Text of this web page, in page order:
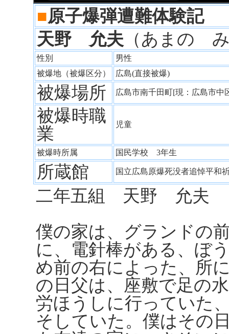
■原子爆弾遭難体験記
天野 允夫 （あまの
性別
男性
被爆地（被爆区分）
広島(直接被爆)
被爆場所 広島市南千田町[現：広島市
被爆時職
業
児童
被爆時所属 国民学校 3年生
所蔵館 国立広島原爆死没者追悼平
二年五組 天野 允夫
僕の家は、グランドの
に、電針棒がある、ぼ
め前の右によった、所
の日父は、座敷で足の
労ほうしに行っていた
そしていた。僕はその